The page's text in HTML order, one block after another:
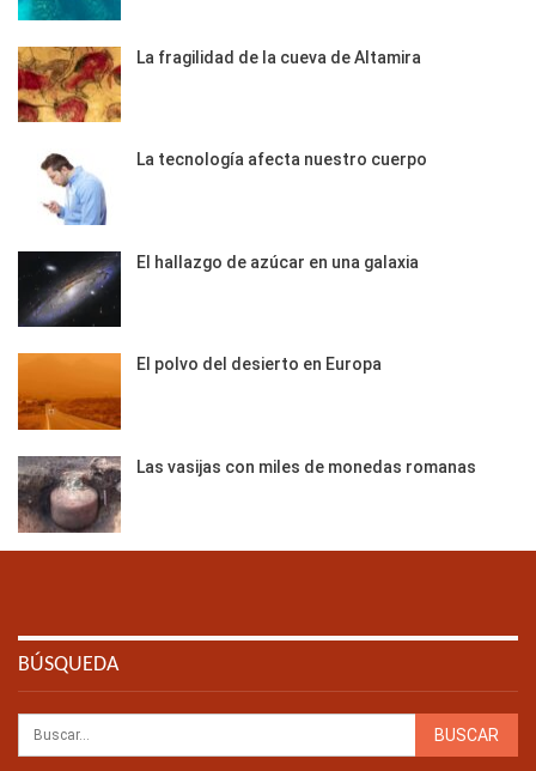
La fragilidad de la cueva de Altamira
La tecnología afecta nuestro cuerpo
El hallazgo de azúcar en una galaxia
El polvo del desierto en Europa
Las vasijas con miles de monedas romanas
BÚSQUEDA